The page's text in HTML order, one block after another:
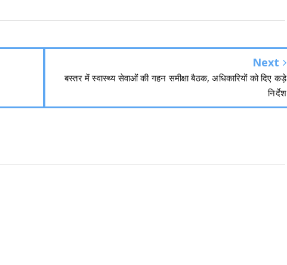
Next
बस्तर में स्वास्थ्य सेवाओं की गहन समीक्षा बैठक, अधिकारियों को दिए कड़े
निर्देश